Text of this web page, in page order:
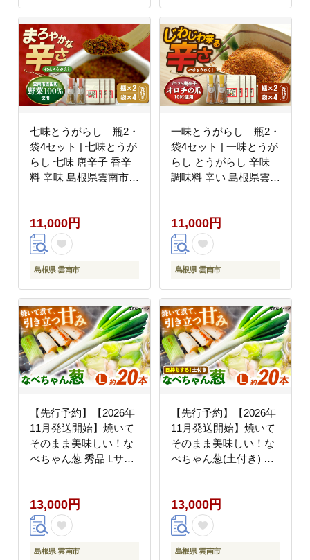
七味とうがらし 瓶2・
袋4セット | 七味とうが
らし 七味 唐辛子 香辛
料 辛味 島根県雲南市/
11,000円
島根県 雲南市
一味とうがらし 瓶2・
袋4セット | 一味とうが
らし とうがらし 辛味
調味料 辛い 島根県雲南
11,000円
島根県 雲南市
【先行予約】【2026年
11月発送開始】焼いて
そのまま美味しい！な
べちゃん葱 秀品 Lサイ
ァーム [AICO001]
13,000円
島根県 雲南市
【先行予約】【2026年
11月発送開始】焼いて
そのまま美味しい！な
べちゃん葱(土付き) 秀
市/山さんファーム
[AICO002]
13,000円
島根県 雲南市